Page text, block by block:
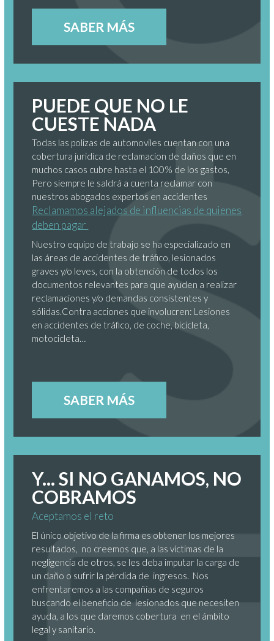
SABER MÁS
PUEDE QUE NO LE
CUESTE NADA
Todas las polizas de automoviles cuentan con una
cobertura juridica de reclamacion de daños que en
muchos casos cubre hasta el 100% de los gastos,
Pero siempre le saldrá a cuenta reclamar con
nuestros abogados expertos en accidentes
Reclamamos alejados de influencias de quienes
deben pagar
Nuestro equipo de trabajo se ha especializado en
las áreas de accidentes de tráfico, lesionados
graves y/o leves, con la obtención de todos los
documentos relevantes para que ayuden a realizar
reclamaciones y/o demandas consistentes y
sólidas.Contra acciones que involucren: Lesiones
en accidentes de tráfico, de coche, bicicleta,
motocicleta…
SABER MÁS
Y... SI NO GANAMOS, NO
COBRAMOS
Aceptamos el reto
El único objetivo de la firma es obtener los mejores
resultados, no creemos que, a las víctimas de la
negligencia de otros, se les deba imputar la carga de
un daño o sufrir la pérdida de ingresos. Nos
enfrentaremos a las compañías de seguros
buscando el beneficio de lesionados que necesiten
ayuda, a los que daremos cobertura en el ámbito
legal y sanitario.